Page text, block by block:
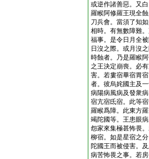
或逆作諸善惡。又
羅睺阿修羅王現全
刀兵會。當須了知
相時。有無數障難
福事。是令日月全
日沒之際。或月沒
時蝕者。乃是羅睺
之王決定崩喪。必
害。若婁宿畢宿胃
者。彼烏姹國主及
病陽病風病及發衆
宿亢宿氐宿。此等
羅睺爲障。此東方
竭陀國等。王患眼
怨家來集極甚怖畏
柳宿。如是星宿之
陀國王而被侵害。
病苦怖畏之事。若